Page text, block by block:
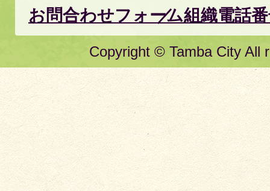
お問合わせフォーム組織電話
Copyright © Tamba City All